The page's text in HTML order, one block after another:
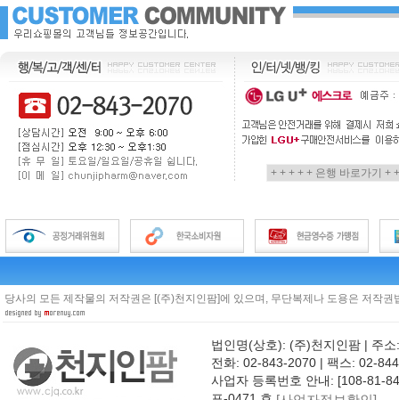
당사의 모든 제작물의 저작권은 [(주)천지인팜]에 있으며, 무단복제나 도용은 저작
법인명(상호): (주)천지인팜 | 주
전화: 02-843-2070 | 팩스: 02-
사업자 등록번호 안내: [108-81-